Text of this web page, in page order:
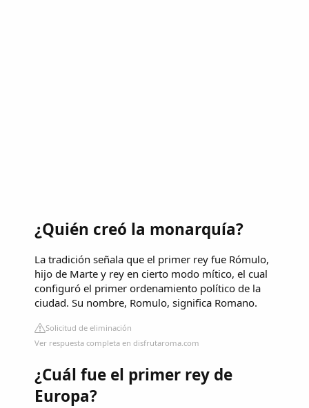
¿Quién creó la monarquía?
La tradición señala que el primer rey fue Rómulo,
hijo de Marte y rey en cierto modo mítico, el cual
configuró el primer ordenamiento político de la
ciudad. Su nombre, Romulo, significa Romano.
Solicitud de eliminación
Ver respuesta completa en disfrutaroma.com
¿Cuál fue el primer rey de
Europa?